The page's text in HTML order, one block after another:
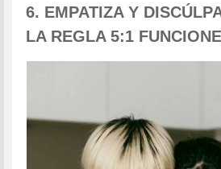
6. EMPATIZA Y
LA REGLA 5:1 FUNCIONE